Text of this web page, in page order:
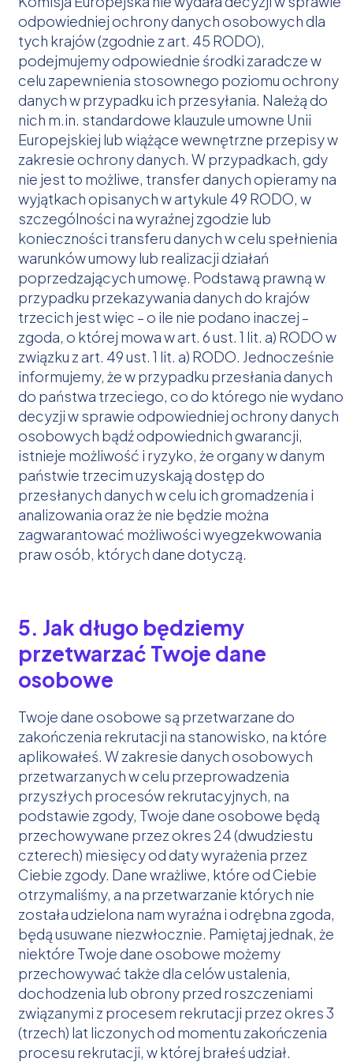
odpowiedniej ochrony danych osobowych dla
tych krajów (zgodnie z art. 45 RODO),
podejmujemy odpowiednie środki zaradcze w
celu zapewnienia stosownego poziomu ochrony
danych w przypadku ich przesyłania. Należą do
nich m.in. standardowe klauzule umowne Unii
Europejskiej lub wiążące wewnętrzne przepisy w
zakresie ochrony danych. W przypadkach, gdy
nie jest to możliwe, transfer danych opieramy na
wyjątkach opisanych w artykule 49 RODO, w
szczególności na wyraźnej zgodzie lub
konieczności transferu danych w celu spełnienia
warunków umowy lub realizacji działań
poprzedzających umowę. Podstawą prawną w
przypadku przekazywania danych do krajów
trzecich jest więc – o ile nie podano inaczej –
zgoda, o której mowa w art. 6 ust. 1 lit. a) RODO w
związku z art. 49 ust. 1 lit. a) RODO. Jednocześnie
informujemy, że w przypadku przesłania danych
do państwa trzeciego, co do którego nie wydano
decyzji w sprawie odpowiedniej ochrony danych
osobowych bądź odpowiednich gwarancji,
istnieje możliwość i ryzyko, że organy w danym
państwie trzecim uzyskają dostęp do
przesłanych danych w celu ich gromadzenia i
analizowania oraz że nie będzie można
zagwarantować możliwości wyegzekwowania
praw osób, których dane dotyczą.
5. Jak długo będziemy
przetwarzać Twoje dane
osobowe
Twoje dane osobowe są przetwarzane do
zakończenia rekrutacji na stanowisko, na które
aplikowałeś. W zakresie danych osobowych
przetwarzanych w celu przeprowadzenia
przyszłych procesów rekrutacyjnych, na
podstawie zgody, Twoje dane osobowe będą
przechowywane przez okres 24 (dwudziestu
czterech) miesięcy od daty wyrażenia przez
Ciebie zgody. Dane wrażliwe, które od Ciebie
otrzymaliśmy, a na przetwarzanie których nie
została udzielona nam wyraźna i odrębna zgoda,
będą usuwane niezwłocznie. Pamiętaj jednak, że
niektóre Twoje dane osobowe możemy
przechowywać także dla celów ustalenia,
dochodzenia lub obrony przed roszczeniami
związanymi z procesem rekrutacji przez okres 3
(trzech) lat liczonych od momentu zakończenia
procesu rekrutacji, w której brałeś udział.